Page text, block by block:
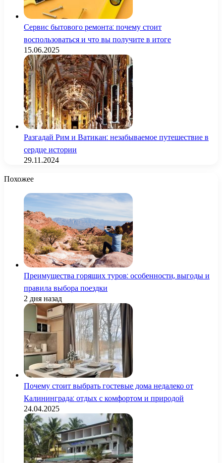
Сервис бытового ремонта: почему стоит
воспользоваться и что вы получите в итоге
15.06.2025
Разгадай Рим и Ватикан: незабываемое путешествие в
сердце истории
29.11.2024
Похожее
Преимущества горящих туров: особенности, выгоды и
правила выбора поездки
2 дня назад
Почему стоит выбрать гостевые дома недалеко от
Калининграда: отдых с комфортом и природой
24.04.2025